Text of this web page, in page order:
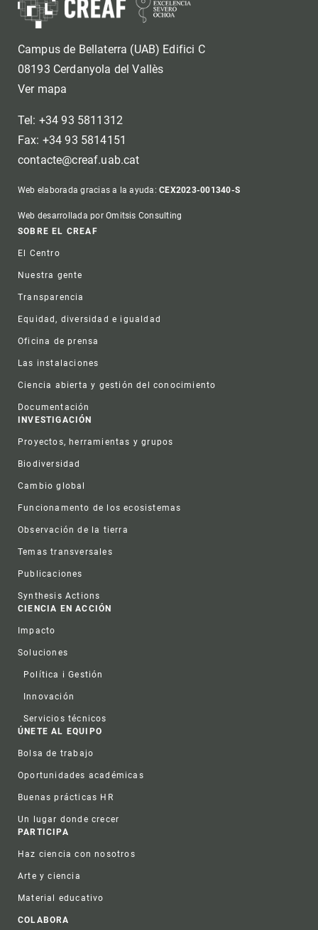
Campus de Bellaterra (UAB) Edifici C
08193 Cerdanyola del Vallès
Ver mapa
Tel: +34 93 5811312
Fax: +34 93 5814151
contacte@creaf.uab.cat
Web elaborada gracias a la ayuda:CEX2023-001340-S
Web desarrollada por Omitsis Consulting
Footer
SOBRE EL CREAF
El Centro
Nuestra gente
Transparencia
Equidad, diversidad e igualdad
Oficina de prensa
Las instalaciones
Ciencia abierta y gestión del conocimiento
Documentación
INVESTIGACIÓN
Proyectos, herramientas y grupos
Biodiversidad
Cambio global
Funcionamento de los ecosistemas
Observación de la tierra
Temas transversales
Publicaciones
Synthesis Actions
CIENCIA EN ACCIÓN
Impacto
Soluciones
Política i Gestión
Innovación
Servicios técnicos
ÚNETE AL EQUIPO
Bolsa de trabajo
Oportunidades académicas
Buenas prácticas HR
Un lugar donde crecer
PARTICIPA
Haz ciencia con nosotros
Arte y ciencia
Material educativo
COLABORA